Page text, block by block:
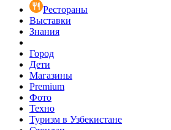
Рестораны
Выставки
Знания
Город
Дети
Магазины
Premium
Фото
Техно
Туризм в Узбекистане